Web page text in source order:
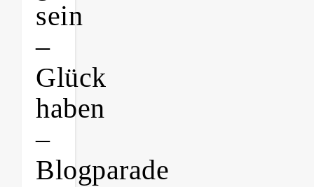
sein
–
Glück
haben
–
Blogparade